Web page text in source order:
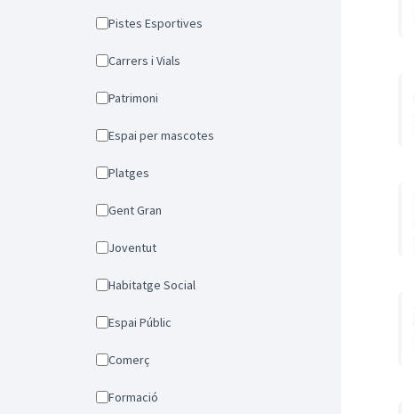
Pistes Esportives
Carrers i Vials
Patrimoni
Espai per mascotes
Platges
Gent Gran
Joventut
Habitatge Social
Espai Públic
Comerç
Formació